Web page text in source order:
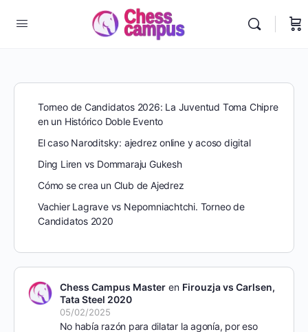
Torneo de Candidatos 2026: La Juventud Toma Chipre
en un Histórico Doble Evento
El caso Naroditsky: ajedrez online y acoso digital
Ding Liren vs Dommaraju Gukesh
Cómo se crea un Club de Ajedrez
Vachier Lagrave vs Nepomniachtchi. Torneo de
Candidatos 2020
Chess Campus Masteren Firouzja vs Carlsen,
Tata Steel 2020
05/02/2025
No había razón para dilatar la agonía, por eso